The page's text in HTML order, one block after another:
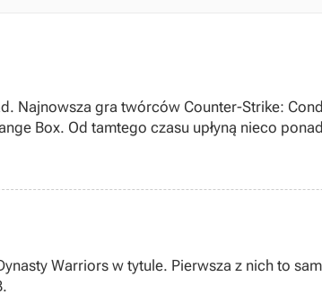
Najnowsza gra twórców Counter-Strike:
Box. Od tamtego czasu upłyną nieco
Warriors w tytule. Pierwsza z nich to